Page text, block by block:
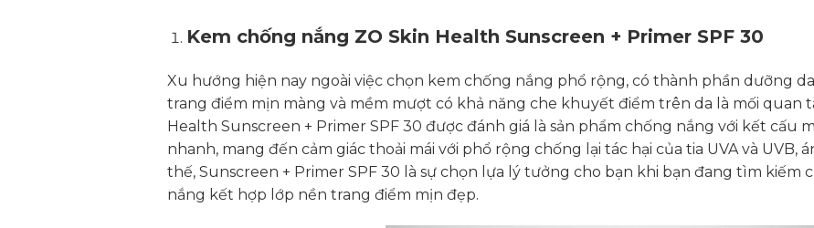
đến
2,070,000₫
đến
2,160,000₫
Kem chống nắng ZO Skin Health Sunscreen + Primer SPF 30
Xu hướng hiện nay ngoài việc chọn kem chống nắng phổ rộng, có thành phần dưỡng
trang điểm mịn màng và mềm mượt có khả năng che khuyết điểm trên da là mối quan
Health Sunscreen + Primer SPF 30 được đánh giá là sản phẩm chống nắng với kết cấu
nhanh, mang đến cảm giác thoải mái với phổ rộng chống lại tác hại của tia UVA và UVB,
thế, Sunscreen + Primer SPF 30 là sự chọn lựa lý tưởng cho bạn khi bạn đang tìm kiếm
nắng kết hợp lớp nền trang điểm mịn đẹp.